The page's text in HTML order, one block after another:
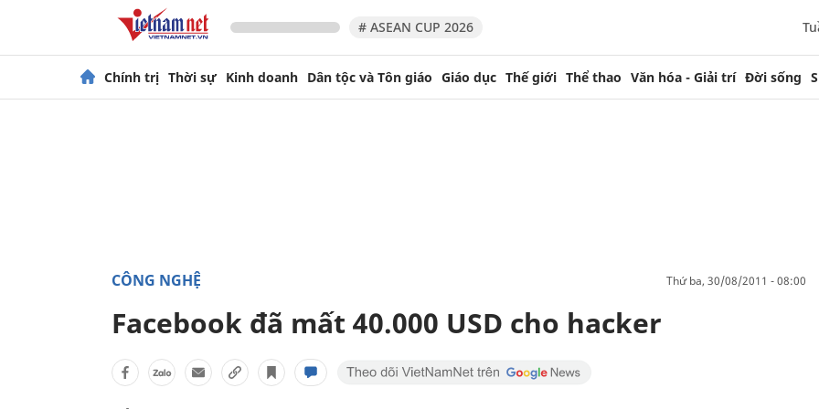
# ASEAN CUP 2026
Chính trị Thời sự Kinh doanh Dân tộc và Tôn giáo Giáo dục Thế giới Thể thao Văn hóa - Giải trí Đời sống
CÔNG NGHỆ thứ ba, 30/08/2011 - 08:00
Facebook đã mất 40.000 USD cho hacker